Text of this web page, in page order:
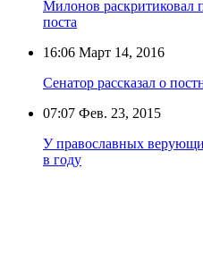
Милонов раскритиковал
поста
16:06 Март 14, 2016
Сенатор рассказал о
07:07 Фев. 23, 2015
У православных
в году